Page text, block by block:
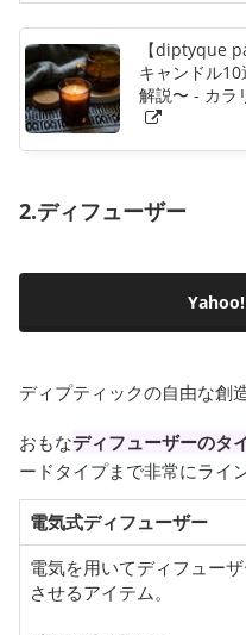
【diptyque
キャンドル
解説〜 - カラ
2.ディフューザー
ディプティックの自由な創
おもなディフューザーのタ
ードタイプまで非常にライ
電気式ディフューザー
電気を用いてディフュー
させるアイテム。